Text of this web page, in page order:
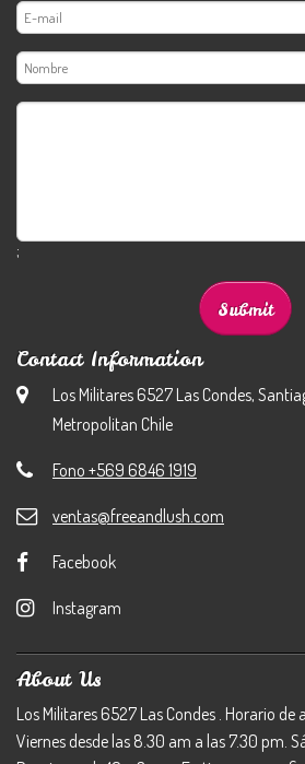
;
Contact Information
Los Militares 6527 Las Condes,
Metropolitan Chile
Fono +569 6846 1919
ventas@freeandlush.com
Facebook
Instagram
About Us
Los Militares 6527 Las Condes . Horario de
Viernes desde las 8.30 am a las 7.30 pm.